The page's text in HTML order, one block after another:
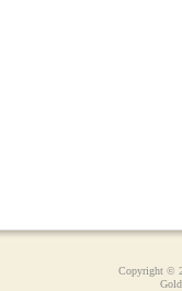
Copyright ©